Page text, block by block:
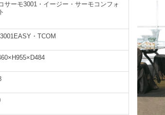
サーモ3001・イージー・サーモコンフォ
・TCOM